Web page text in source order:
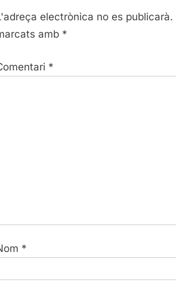
o
u
P
electrònica no es publicarà.
amb *
*
*